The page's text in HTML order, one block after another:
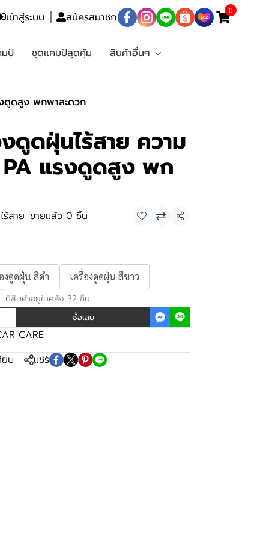
เข้าสู่ระบบ สมัครสมาชิก 0
ป์ ชุดแคมป์สุดคุ้ม สินค้าอื่นๆ
ดูดสูง พกพาสะดวก
ดูดฝุ่นไร้สาย ความ
แรงดูดสูง พก
ร้สาย ขายแล้ว 0 ชิ้น แชร์
งดูดฝุ่น สีดำ เครื่องดูดฝุ่น สีขาว
มีสินค้าอยู่ในคลัง 32 ชิ้น
ซื้อเลย
CARE
ยบ แชร์